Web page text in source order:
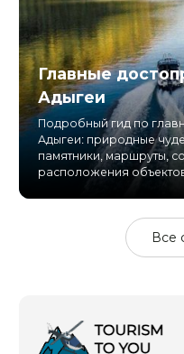
Главные
Адыгеи
Подробный гид по
Адыгеи: природные
памятники, маршруты,
расположения
Все